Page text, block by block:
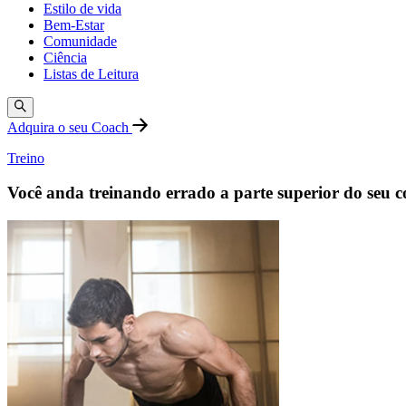
Estilo de vida
Bem-Estar
Comunidade
Ciência
Listas de Leitura
Adquira o seu Coach
Treino
Você anda treinando errado a parte superior do seu